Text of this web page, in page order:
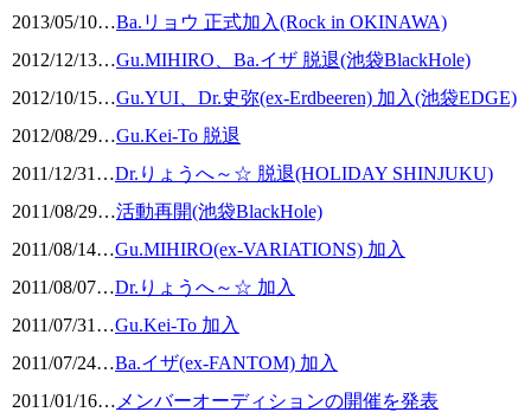
2013/05/10…Ba.リョウ 正式加入(Rock in OKINAWA)
2012/12/13…Gu.MIHIRO、Ba.イザ 脱退(池袋BlackHole)
2012/10/15…Gu.YUI、Dr.史弥(ex-Erdbeeren) 加入(池袋EDGE)
2012/08/29…Gu.Kei-To 脱退
2011/12/31 …Dr.りょうへ～☆ 脱退(HOLIDAY SHINJUKU)
2011/08/29…活動再開(池袋BlackHole)
2011/08/14…Gu.MIHIRO(ex-VARIATIONS) 加入
2011/08/07…Dr.りょうへ～☆ 加入
2011/07/31 …Gu.Kei-To 加入
2011/07/24…Ba.イザ(ex-FANTOM) 加入
2011/01/16… メンバーオーディションの開催を発表